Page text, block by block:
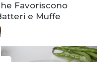
Favoriscono
e Muffe